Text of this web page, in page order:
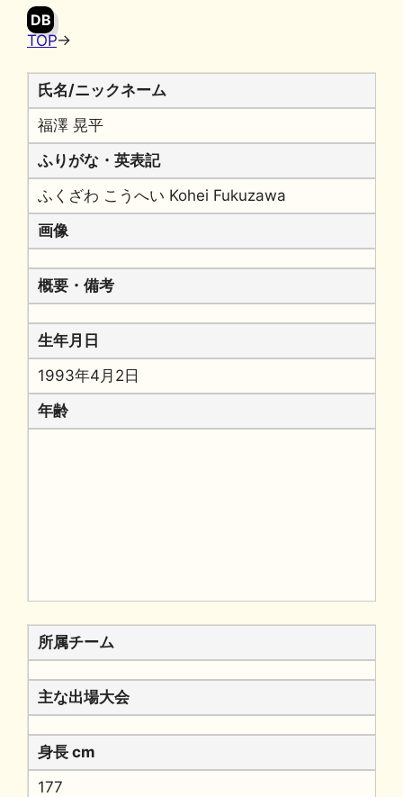
DB
TOP→
氏名/ニックネーム
福澤 晃平
ふりがな・英表記
ふくざわ こうへい Kohei Fukuzawa
画像
概要・備考
生年月日
1993年4月2日
年齢
所属チーム
主な出場大会
身長 cm
177